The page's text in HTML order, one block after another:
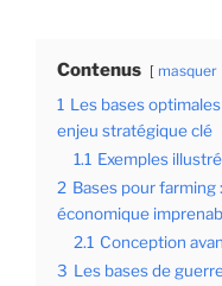
Contenus masquer
1 Les bases
enjeu stratégique clé
1.1 Exemples
2 Bases pour farming
économique
2.1 Conception
3 Les bases de